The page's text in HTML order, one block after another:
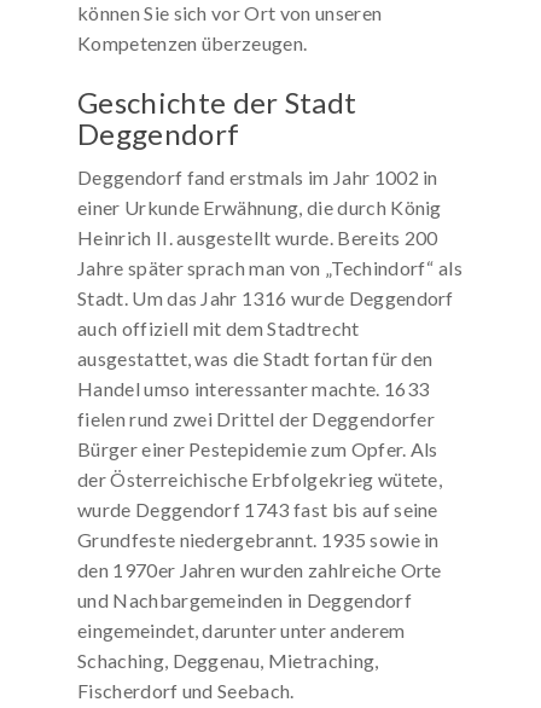
können Sie sich vor Ort von unseren
Kompetenzen überzeugen.
Geschichte der Stadt
Deggendorf
Deggendorf fand erstmals im Jahr 1002 in
einer Urkunde Erwähnung, die durch König
Heinrich II. ausgestellt wurde. Bereits 200
Jahre später sprach man von „Techindorf“ als
Stadt. Um das Jahr 1316 wurde Deggendorf
auch offiziell mit dem Stadtrecht
ausgestattet, was die Stadt fortan für den
Handel umso interessanter machte. 1633
fielen rund zwei Drittel der Deggendorfer
Bürger einer Pestepidemie zum Opfer. Als
der Österreichische Erbfolgekrieg wütete,
wurde Deggendorf 1743 fast bis auf seine
Grundfeste niedergebrannt. 1935 sowie in
den 1970er Jahren wurden zahlreiche Orte
und Nachbargemeinden in Deggendorf
eingemeindet, darunter unter anderem
Schaching, Deggenau, Mietraching,
Fischerdorf und Seebach.